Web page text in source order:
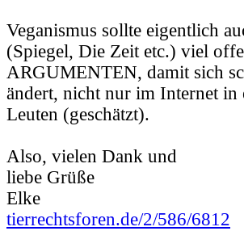
Veganismus sollte eigentlich
(Spiegel, Die Zeit etc.) viel
ARGUMENTEN, damit sich
ändert, nicht nur im Internet
Leuten (geschätzt).
Also, vielen Dank und
liebe Grüße
Elke
tierrechtsforen.de/2/586/6812